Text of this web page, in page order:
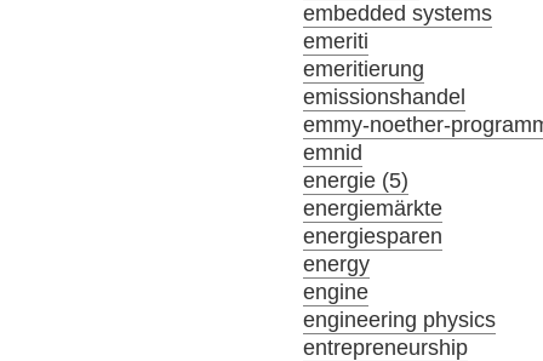
embedded systems
emeriti
emeritierung
emissionshandel
emmy-noether-
emnid
energie (5)
energiemärkte
energiesparen
energy
engine
engineering physics
entrepreneurship